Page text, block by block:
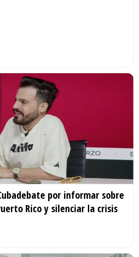
por informar sobre
Rico y silenciar la crisis